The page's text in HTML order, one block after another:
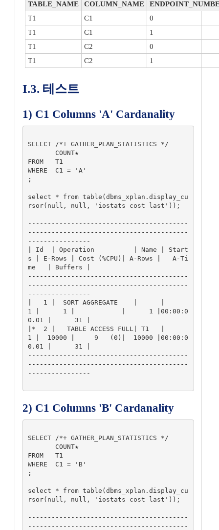
TABLE_NAME COLUMN_NAME
T1
C1
0
T1
C1
1
T1
C2
0
T1
C2 1
I.3. 테스트
1) C1 Columns 'A' Cardanality
SELECT /*+ GATHER_PLAN_STATISTICS */
FROM   T1
WHERE  C1 = 'A'
;
select * from table(dbms_xplan.display_cu
rsor(null, null, 'iostats cost last'));
-----------------------------------------
-----------------------------------------
----------------
| Id  | Operation          | Name | Start
s | E-Rows | Cost (%CPU)| A-Rows |   A-Ti
me   | Buffers |
-----------------------------------------
-----------------------------------------
----------------
|   1 |  SORT AGGREGATE    |      |
1 |      1 |            |      1 |00:00:0
0.01 |      31 |
|*  2 |   TABLE ACCESS FULL| T1   |
1 |  10000 |     9   (0)|  10000 |00:00:0
0.01 |      31 |
-----------------------------------------
-----------------------------------------
----------------
2) C1 Columns 'B' Cardanality
SELECT /*+ GATHER_PLAN_STATISTICS */
FROM   T1
WHERE  C1 = 'B'
;
select * from table(dbms_xplan.display_cu
rsor(null, null, 'iostats cost last'));
-----------------------------------------
-----------------------------------------